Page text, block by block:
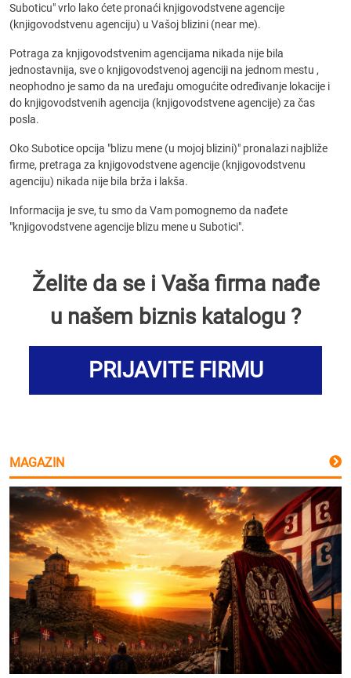
Suboticu" vrlo lako ćete pronaći knjigovodstvene agencije
(knjigovodstvenu agenciju) u Vašoj blizini (near me).
Potraga za knjigovodstvenim agencijama nikada nije bila
jednostavnija, sve o knjigovodstvenoj agenciji na jednom mestu ,
neophodno je samo da na uređaju omogućite određivanje lokacije i
do knjigovodstvenih agencija (knjigovodstvene agencije) za čas
posla.
Oko Subotice opcija "blizu mene (u mojoj blizini)" pronalazi najbliže
firme, pretraga za knjigovodstvene agencije (knjigovodstvenu
agenciju) nikada nije bila brža i lakša.
Informacija je sve, tu smo da Vam pomognemo da nađete
"knjigovodstvene agencije blizu mene u Subotici".
Želite da se i Vaša firma nađe
u našem biznis katalogu ?
PRIJAVITE FIRMU
MAGAZIN